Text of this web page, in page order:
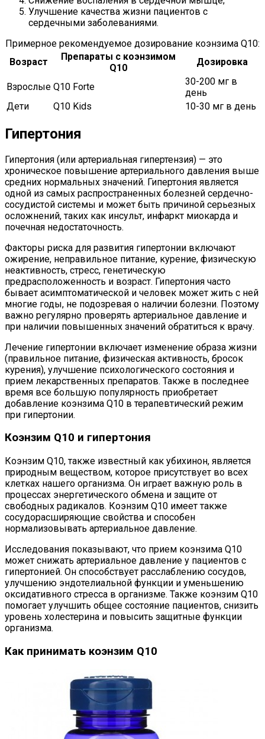
Улучшение качества жизни пациентов с
сердечными заболеваниями.
Примерное рекомендуемое дозирование коэнзима Q10:
Возраст
Препараты с коэнзимом
Q10
Дозировка
Взрослые Q10 Forte
30-200 мг в
день
Дети
Q10 Kids 10-30 мг в день
Гипертония
Гипертония (или артериальная гипертензия) — это
хроническое повышение артериального давления выше
средних нормальных значений. Гипертония является
одной из самых распространенных болезней сердечно-
сосудистой системы и может быть причиной серьезных
осложнений, таких как инсульт, инфаркт миокарда и
почечная недостаточность.
Факторы риска для развития гипертонии включают
ожирение, неправильное питание, курение, физическую
неактивность, стресс, генетическую
предрасположенность и возраст. Гипертония часто
бывает асимптоматической и человек может жить с ней
многие годы, не подозревая о наличии болезни. Поэтому
важно регулярно проверять артериальное давление и
при наличии повышенных значений обратиться к врачу.
Лечение гипертонии включает изменение образа жизни
(правильное питание, физическая активность, бросок
курения), улучшение психологического состояния и
прием лекарственных препаратов. Также в последнее
время все большую популярность приобретает
добавление коэнзима Q10 в терапевтический режим
при гипертонии.
Коэнзим Q10 и гипертония
Коэнзим Q10, также известный как убихинон, является
природным веществом, которое присутствует во всех
клетках нашего организма. Он играет важную роль в
процессах энергетического обмена и защите от
свободных радикалов. Коэнзим Q10 имеет также
сосудорасширяющие свойства и способен
нормализовывать артериальное давление.
Исследования показывают, что прием коэнзима Q10
может снижать артериальное давление у пациентов с
гипертонией. Он способствует расслаблению сосудов,
улучшению эндотелиальной функции и уменьшению
оксидативного стресса в организме. Также коэнзим Q10
помогает улучшить общее состояние пациентов, снизить
уровень холестерина и повысить защитные функции
организма.
Как принимать коэнзим Q10